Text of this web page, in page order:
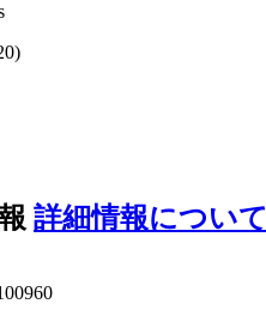
詳細情報について